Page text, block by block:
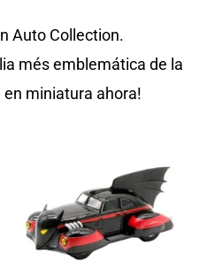
Auto Collection.
més emblemática de la
en miniatura ahora!